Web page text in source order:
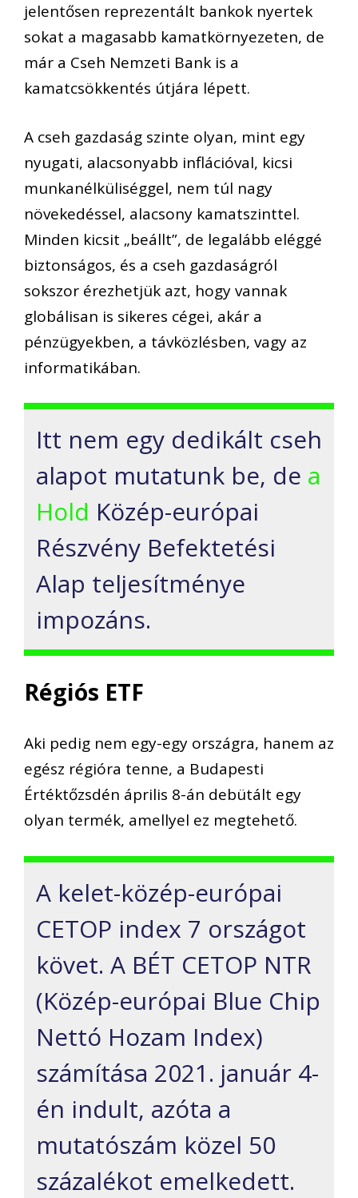
jelentősen reprezentált bankok nyertek
sokat a magasabb kamatkörnyezeten, de
már a Cseh Nemzeti Bank is a
kamatcsökkentés útjára lépett.
A cseh gazdaság szinte olyan, mint egy
nyugati, alacsonyabb inflációval, kicsi
munkanélküliséggel, nem túl nagy
növekedéssel, alacsony kamatszinttel.
Minden kicsit „beállt”, de legalább eléggé
biztonságos, és a cseh gazdaságról
sokszor érezhetjük azt, hogy vannak
globálisan is sikeres cégei, akár a
pénzügyekben, a távközlésben, vagy az
informatikában.
Itt nem egy dedikált cseh
alapot mutatunk be, de a
Hold Közép-európai
Részvény Befektetési
Alap teljesítménye
impozáns.
Régiós ETF
Aki pedig nem egy-egy országra, hanem az
egész régióra tenne, a Budapesti
Értéktőzsdén április 8-án debütált egy
olyan termék, amellyel ez megtehető.
A kelet-közép-európai
CETOP index 7 országot
követ. A BÉT CETOP NTR
(Közép-európai Blue Chip
Nettó Hozam Index)
számítása 2021. január 4-
én indult, azóta a
mutatószám közel 50
százalékot emelkedett.